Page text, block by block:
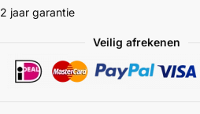
2 jaar garantie
Veilig afrekenen